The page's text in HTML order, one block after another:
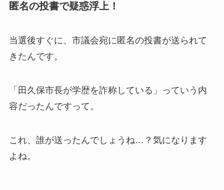
匿名の投書で疑惑浮上！
当選後すぐに、市議会宛に匿名の投書が送られて
きたんです。
「田久保市長が学歴を詐称している」っていう内
容だったんですって。
これ、誰が送ったんでしょうね…？気になります
よね。